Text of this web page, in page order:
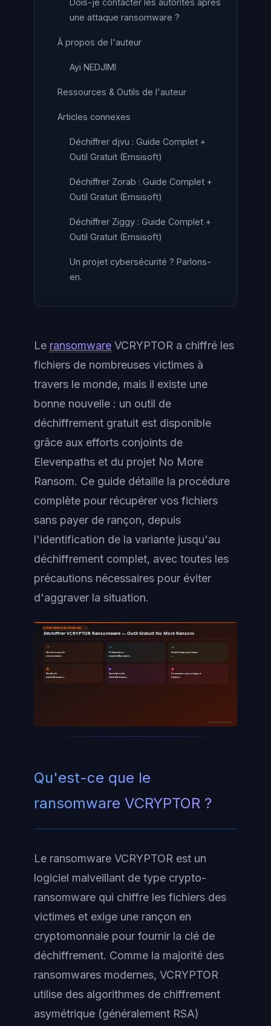
Dois-je contacter les autorités après
une attaque ransomware ?
À propos de l'auteur
Ayi NEDJIMI
Ressources & Outils de l'auteur
Articles connexes
Déchiffrer djvu : Guide Complet +
Outil Gratuit (Emsisoft)
Déchiffrer Zorab : Guide Complet +
Outil Gratuit (Emsisoft)
Déchiffrer Ziggy : Guide Complet +
Outil Gratuit (Emsisoft)
Un projet cybersécurité ? Parlons-
en.
Le ransomware VCRYPTOR a chiffré les
fichiers de nombreuses victimes à
travers le monde, mais il existe une
bonne nouvelle : un outil de
déchiffrement gratuit est disponible
grâce aux efforts conjoints de
Elevenpaths et du projet No More
Ransom. Ce guide détaille la procédure
complète pour récupérer vos fichiers
sans payer de rançon, depuis
l'identification de la variante jusqu'au
déchiffrement complet, avec toutes les
précautions nécessaires pour éviter
d'aggraver la situation.
DÉCHIFFREMENT RANSOMWARE
Déchiffrer VCRYPTOR Ransomware — Outil Gratuit No More Ransom
📌
Qu'est-ce que le
ransomware…
🔹
Précautions
essentielles avant…
🔸
Guide étape par étape
🔺
Outils de
déchiffrement…
▶
Que faire si le
déchiffrement…
◆
Comment se protéger à
l'avenir…
ayinedjimi-consultants.fr
Qu'est-ce que le
ransomware VCRYPTOR ?
Le ransomware VCRYPTOR est un
logiciel malveillant de type crypto-
ransomware qui chiffre les fichiers des
victimes et exige une rançon en
cryptomonnaie pour fournir la clé de
déchiffrement. Comme la majorité des
ransomwares modernes, VCRYPTOR
utilise des algorithmes de chiffrement
asymétrique (généralement RSA)